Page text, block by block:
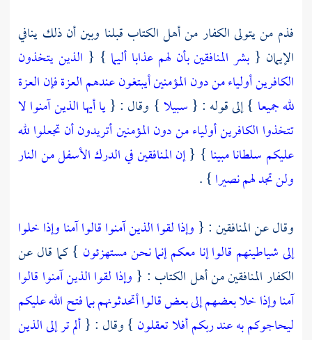
فذم من يتولى الكفار منأهل الكتاب قبلنا وبين أن ذلك ينافي
الإيمان { بشر المنافقين بأن لهم عذابا أليما } { الذين يتخذون
الكافرين أولياء من دون المؤمنين أيبتغون عندهم العزة فإن العزة
لله جميعا } إلى قوله : { سبيلا } وقال : {يا أيها الذين آمنوا لا
تتخذوا الكافرين أولياء من دون المؤمنين أتريدون أن تجعلوا لله
عليكم سلطانا مبينا } {إن المنافقين في الدرك الأسفل من النار
ولن تجد لهم نصيرا} .
وقال عن المنافقين : { وإذا لقوا الذين آمنوا قالوا آمنا وإذا خلوا
إلى شياطينهم قالوا إنا معكم إنما نحن مستهزئون } كما قال عن
الكفار المنافقين منأهل الكتاب : { وإذا لقوا الذين آمنوا قالوا
آمنا وإذا خلا بعضهم إلى بعض قالوا أتحدثونهم بما فتح الله عليكم
ليحاجوكم به عند ربكم أفلا تعقلون } وقال : {ألم تر إلى الذين